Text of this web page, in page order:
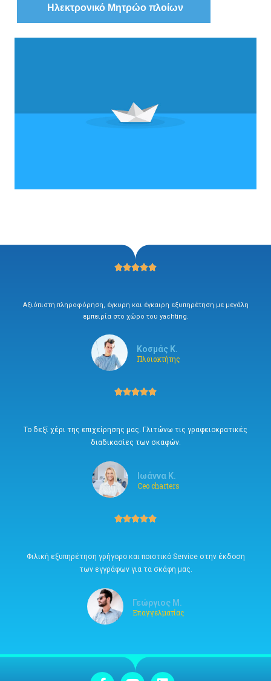
Ηλεκτρονικό Μητρώο πλοίων

Αξιόπιστη πληροφόρηση, έγκυρη και έγκαιρη εξυπηρέτηση με μεγάλη
εμπειρία στο χώρο του yachting.
Κοσμάς Κ.
Πλοιοκτήτης

Το δεξί χέρι της επιχείρησης μας. Γλιτώνω τις γραφειοκρατικές
διαδικασίες των σκαφών.
Ιωάννα Κ.
Ceo charters

Φιλική εξυπηρέτηση γρήγορο και ποιοτικό Service στην έκδοση
των εγγράφων για τα σκάφη μας.
Γεώργιος Μ.
Επαγγελματίας